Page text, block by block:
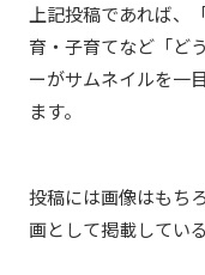
上記投稿であれば、
育・子育てなど「ど
ーがサムネイルを一
ます。
投稿には画像はもち
画として掲載してい